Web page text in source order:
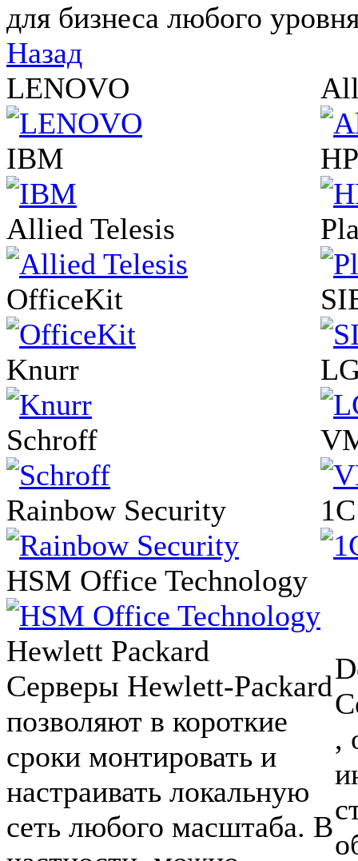
для бизнеса любого
Назад
LENOVO
IBM HP
Allied Telesis
OfficeKit
Knurr
Schroff
Rainbow Security
HSM Office Technology
Hewlett Packard
Cерверы Hewlett-Packard
позволяют в короткие
сроки монтировать и
настраивать локальную
сеть любого масштаба. В
,